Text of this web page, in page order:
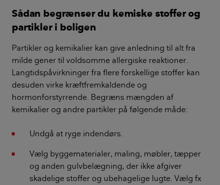
Sådan begrænser du kemiske stoffer og
partikler i boligen
Partikler og kemikalier kan give anledning til alt fra
milde gener til voldsomme allergiske reaktioner.
Langtidspåvirkninger fra flere forskellige stoffer kan
desuden virke kræftfremkaldende og
hormonforstyrrende. Begræns mængden af
kemikalier og andre partikler på følgende måde:
Undgå at ryge indendørs.
Vælg byggematerialer, maling, møbler, tæpper
og anden gulvbelægning, der ikke afgiver
skadelige stoffer og ubehagelige lugte. Vælg fx